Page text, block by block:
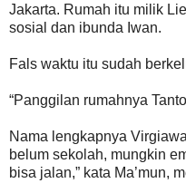
Jakarta. Rumah itu milik
sosial dan ibunda Iwan.
Fals waktu itu sudah
“Panggilan rumahnya
Nama lengkapnya
belum sekolah, mungkin
bisa jalan,” kata Ma’mun,